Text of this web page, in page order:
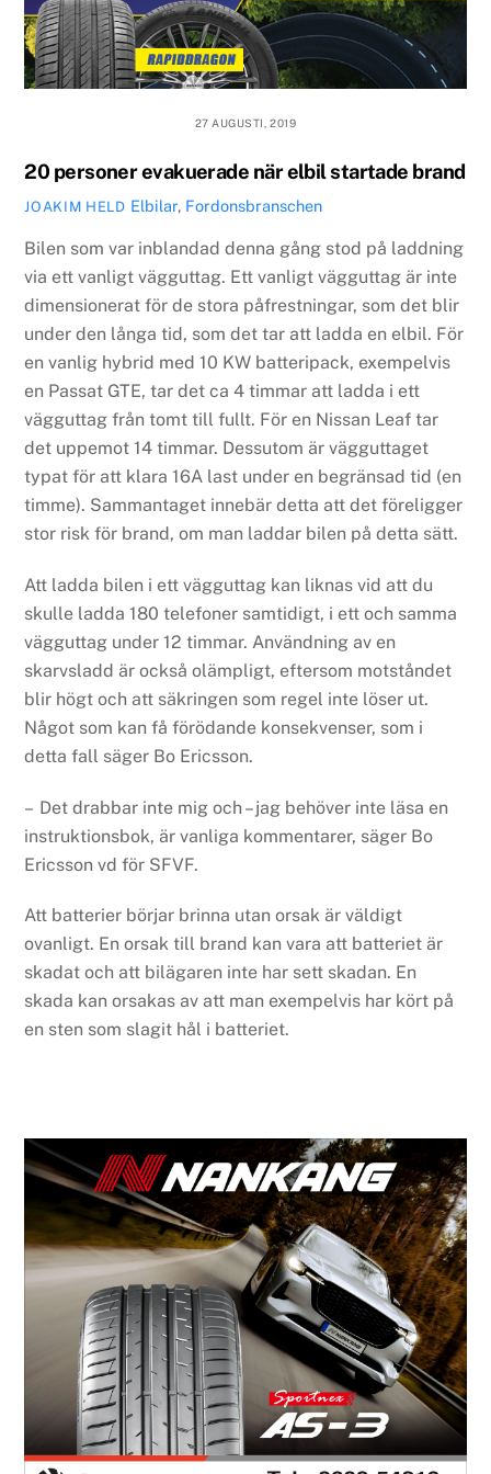
27 AUGUSTI, 2019
20 personer evakuerade när elbil startade brand
JOAKIM HELD Elbilar, Fordonsbranschen
Bilen som var inblandad denna gång stod på laddning
via ett vanligt vägguttag. Ett vanligt vägguttag är inte
dimensionerat för de stora påfrestningar, som det blir
under den långa tid, som det tar att ladda en elbil. För
en vanlig hybrid med 10 KW batteripack, exempelvis
en Passat GTE, tar det ca 4 timmar att ladda i ett
vägguttag från tomt till fullt. För en Nissan Leaf tar
det uppemot 14 timmar. Dessutom är vägguttaget
typat för att klara 16A last under en begränsad tid (en
timme). Sammantaget innebär detta att det föreligger
stor risk för brand, om man laddar bilen på detta sätt.
Att ladda bilen i ett vägguttag kan liknas vid att du
skulle ladda 180 telefoner samtidigt, i ett och samma
vägguttag under 12 timmar. Användning av en
skarvsladd är också olämpligt, eftersom motståndet
blir högt och att säkringen som regel inte löser ut.
Något som kan få förödande konsekvenser, som i
detta fall säger Bo Ericsson.
– Det drabbar inte mig och – jag behöver inte läsa en
instruktionsbok, är vanliga kommentarer, säger Bo
Ericsson vd för SFVF.
Att batterier börjar brinna utan orsak är väldigt
ovanligt. En orsak till brand kan vara att batteriet är
skadat och att bilägaren inte har sett skadan. En
skada kan orsakas av att man exempelvis har kört på
en sten som slagit hål i batteriet.